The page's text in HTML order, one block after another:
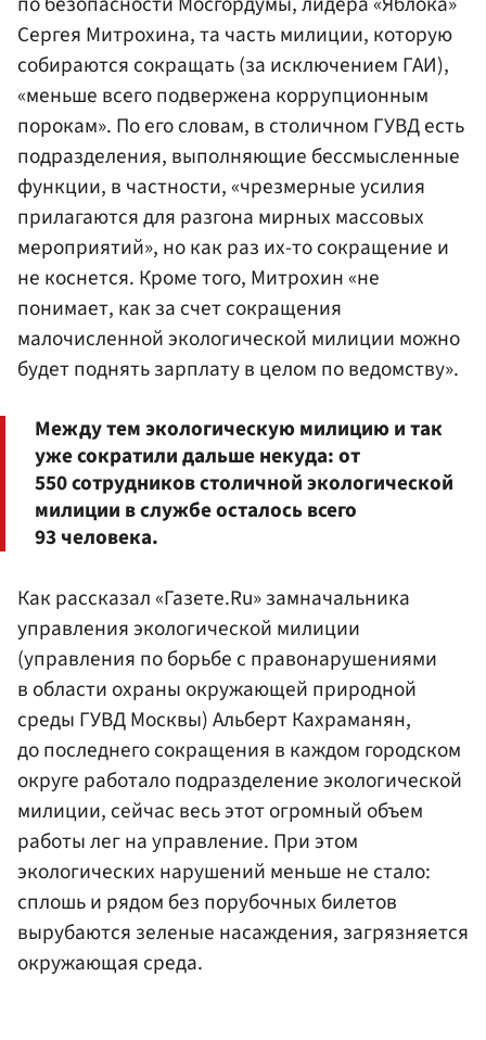
Сергея Митрохина, та часть милиции, которую
собираются сокращать (за исключением ГАИ),
«меньше всего подвержена коррупционным
порокам». По его словам, в столичном ГУВД есть
подразделения, выполняющие бессмысленные
функции, в частности, «чрезмерные усилия
прилагаются для разгона мирных массовых
мероприятий», но как раз их-то сокращение и
не коснется. Кроме того, Митрохин «не
понимает, как за счет сокращения
малочисленной экологической милиции можно
будет поднять зарплату в целом по ведомству».
Между тем экологическую милицию и так
уже сократили дальше некуда: от
550 сотрудников столичной экологической
милиции в службе осталось всего
93 человека.
Как рассказал «Газете.Ru» замначальника
управления экологической милиции
(управления по борьбе с правонарушениями
в области охраны окружающей природной
среды ГУВД Москвы) Альберт Кахраманян,
до последнего сокращения в каждом городском
округе работало подразделение экологической
милиции, сейчас весь этот огромный объем
работы лег на управление. При этом
экологических нарушений меньше не стало:
сплошь и рядом без порубочных билетов
вырубаются зеленые насаждения, загрязняется
окружающая среда.